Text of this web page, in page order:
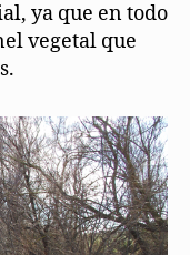
ya que en todo
vegetal que